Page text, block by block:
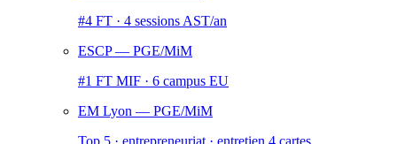
#4 FT · 4 sessions AST/an
ESCP— PGE/MiM
#1 FT MIF · 6 campus EU
EM Lyon — PGE/MiM
Top 5 · entrepreneuriat · entretien 4 cartes